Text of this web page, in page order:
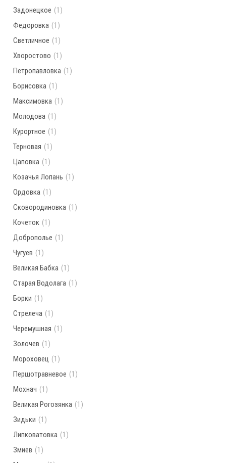
Задонецкое (1)
Федоровка (1)
Светличное (1)
Хворостово (1)
Петропавловка (1)
Борисовка (1)
Максимовка (1)
Молодова (1)
Курортное (1)
Терновая (1)
Цаповка (1)
Козачья Лопань (1)
Ордовка (1)
Сковородиновка (1)
Кочеток (1)
Доброполье (1)
Чугуев (1)
Великая Бабка (1)
Старая Водолага (1)
Борки (1)
Стрелеча (1)
Черемушная (1)
Золочев (1)
Мороховец (1)
Першотравневое (1)
Мохнач (1)
Великая Рогозянка (1)
Зидьки (1)
Липковатовка (1)
Змиев (1)